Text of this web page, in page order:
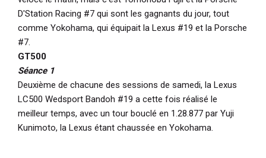
D'Station Racing #7 qui sont les gagnants du jour, tout
comme Yokohama, qui équipait la Lexus #19 et la Porsche
#7.
GT500
Séance 1
Deuxième de chacune des sessions de samedi, la Lexus
LC500 Wedsport Bandoh #19 a cette fois réalisé le
meilleur temps, avec un tour bouclé en 1.28.877 par Yuji
Kunimoto, la Lexus étant chaussée en Yokohama.